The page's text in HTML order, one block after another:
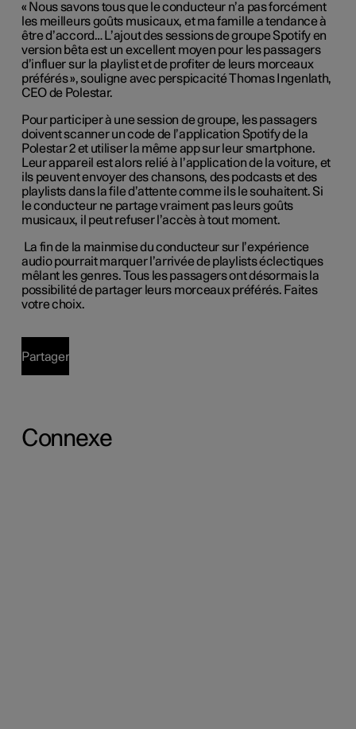
« Nous savons tous que le conducteur n’a pas forcément
les meilleurs goûts musicaux, et ma famille a tendance à
être d’accord… L’ajout des sessions de groupe Spotify en
version bêta est un excellent moyen pour les passagers
d’influer sur la playlist et de profiter de leurs morceaux
préférés », souligne avec perspicacité Thomas Ingenlath,
CEO de Polestar.
Pour participer à une session de groupe, les passagers
doivent scanner un code de l’application Spotify de la
Polestar 2 et utiliser la même app sur leur smartphone.
Leur appareil est alors relié à l’application de la voiture, et
ils peuvent envoyer des chansons, des podcasts et des
playlists dans la file d’attente comme ils le souhaitent. Si
le conducteur ne partage vraiment pas leurs goûts
musicaux, il peut refuser l’accès à tout moment.
La fin de la mainmise du conducteur sur l’expérience
audio pourrait marquer l’arrivée de playlists éclectiques
mêlant les genres. Tous les passagers ont désormais la
possibilité de partager leurs morceaux préférés. Faites
votre choix.
Partager
Connexe